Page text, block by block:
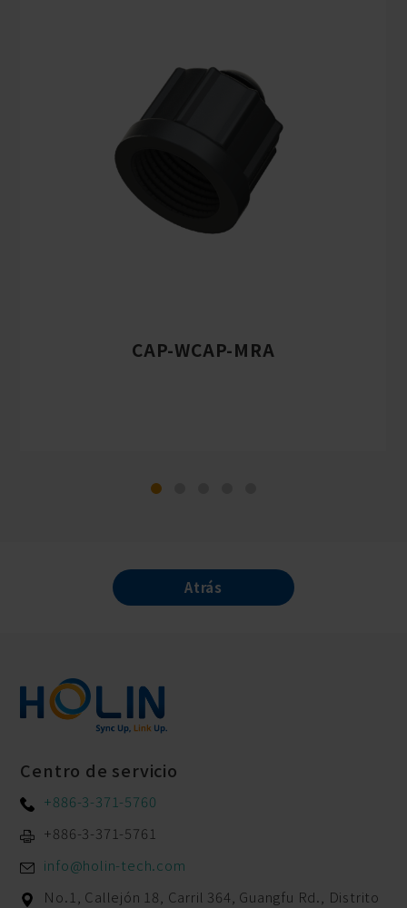
CAP-WCAP-MRA
Atrás
Centro de servicio
+886-3-371-5760
+886-3-371-5761
info@holin-tech.com
No.1, Callejón 18, Carril 364, Guangfu Rd.,
Distrito